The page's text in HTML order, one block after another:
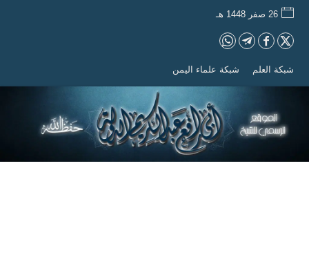
26 صفر 1448 هـ
شبكة العلم شبكة علماء اليمن